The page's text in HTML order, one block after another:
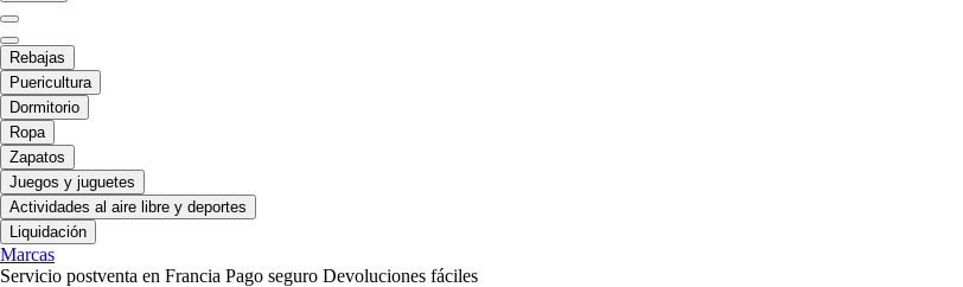
Rebajas
Puericultura
Dormitorio
Ropa
Zapatos
Juegos y juguetes
Actividades al aire libre y deportes
Liquidación
Marcas
Servicio postventa en Francia Pago seguro Devoluciones fáciles